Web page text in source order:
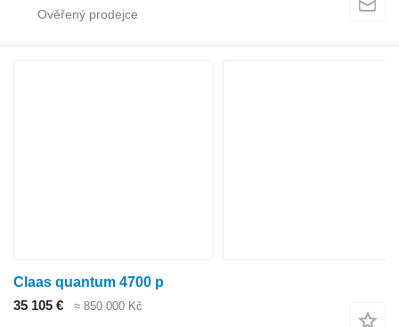
Claas quantum 4700 p
35 105 €
≈ 850 000 Kč